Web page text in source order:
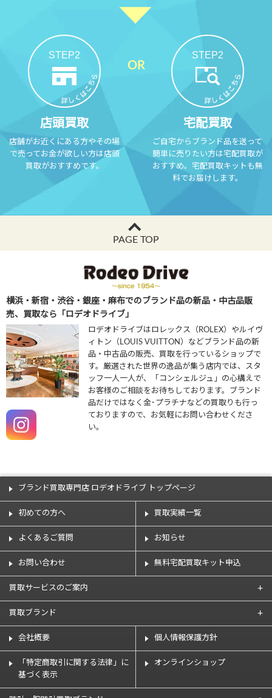
STEP2
店頭買取
店舗がお近くにある方やその場
で売ってお金が欲しい方は店頭
買取がおすすめです。
STEP2
宅配買取
ご自宅からブランド品を送って
簡単に売りたい方は宅配買取が
おすすめ。宅配買取キットも無
料でお届けします。
PAGE TOP
横浜・新宿・渋谷・銀座・麻布でのブランド品の新品・中古品販
売、買取なら「ロデオドライブ」
ロデオドライブはロレックス（ROLEX）やルイヴ
ィトン（LOUIS VUITTON）などブランド品の新
品・中古品の販売、買取を行っているショップで
す。厳選された世界の逸品が集う店内では、スタ
ッフ一人一人が、「コンシェルジュ」の心構えで
お客様のご相談をお待ちしております。ブランド
品だけではなく金･プラチナなどの買取りも行っ
ておりますので、お気軽にお問い合わせくださ
い。
ブランド買取専門店 ロデオドライブ トップページ
初めての方へ 買取実績一覧
よくあるご質問 お知らせ
お問い合わせ 無料宅配買取キット申込
買取サービスのご案内
買取ブランド
会社概要 個人情報保護方針
「特定商取引に関する法律」に
基づく表示
オンラインショップ